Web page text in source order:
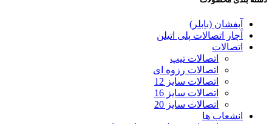
آبفشان (بابلر)
آچار اتصالات پلی اتیلن
اتصالات
اتصالات تیپ
اتصالات رزوه ای
اتصالات سایز 12
اتصالات سایز 16
اتصالات سایز 20
انشعاب ها